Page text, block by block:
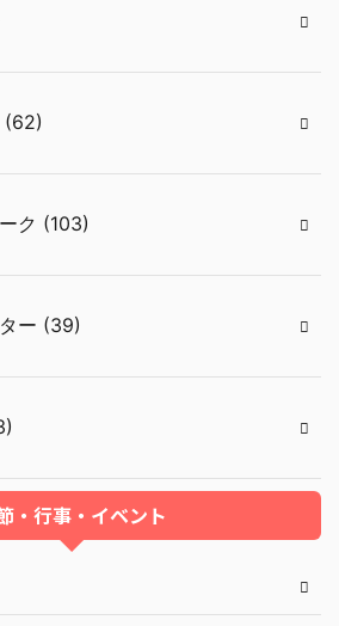
(62)
ク (103)
ー (39)
・行事・イベント